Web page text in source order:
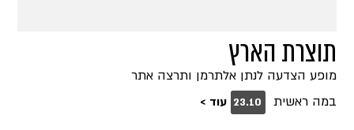
תוצרת הארץ
מופע הצדעה לנתן אלתרמן ותרצה אתר
במה ראשית
23.10 עוד >